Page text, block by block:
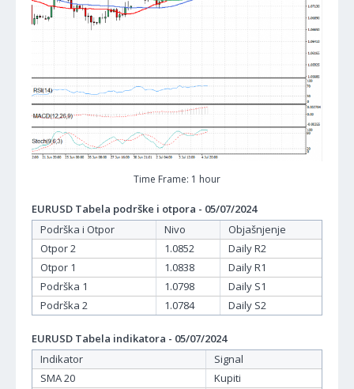
Time Frame: 1 hour
EURUSD Tabela podrške i otpora - 05/07/2024
Podrška i Otpor
Nivo
Objašnjenje
Otpor 2
1.0852
Daily R2
Otpor 1
1.0838
Daily R1
Podrška 1
1.0798
Daily S1
Podrška 2
1.0784 Daily S2
EURUSD Tabela indikatora - 05/07/2024
Indikator
Signal
SMA 20
Kupiti